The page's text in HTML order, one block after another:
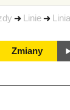
Linie
Zmiany